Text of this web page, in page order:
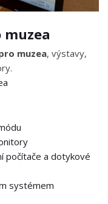
muzea, výstavy,
počítače a dotykové
systémem